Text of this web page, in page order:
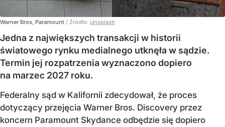
Warner Bros, Paramount / Źródło: Unsplash
Jedna z największych transakcji w historii
światowego rynku medialnego utknęła w sądzie.
Termin jej rozpatrzenia wyznaczono dopiero
na marzec 2027 roku.
Federalny sąd w Kalifornii zdecydował, że proces
dotyczący przejęcia Warner Bros. Discovery przez
koncern Paramount Skydance odbędzie się dopiero